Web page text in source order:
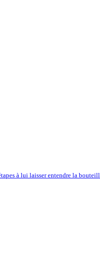
à lui laisser entendre la